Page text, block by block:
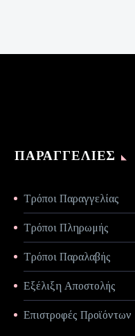
ΠΑΡΑΓΓΕΛΊΕΣ
Τρόποι Παραγγελίας
Τρόποι Πληρωμής
Τρόποι Παραλαβής
Εξέλιξη Αποστολής
Επιστροφές Προϊόντων